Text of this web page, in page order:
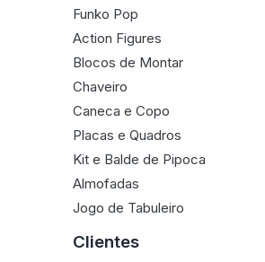
Funko Pop
Action Figures
Blocos de Montar
Chaveiro
Caneca e Copo
Placas e Quadros
Kit e Balde de Pipoca
Almofadas
Jogo de Tabuleiro
Clientes